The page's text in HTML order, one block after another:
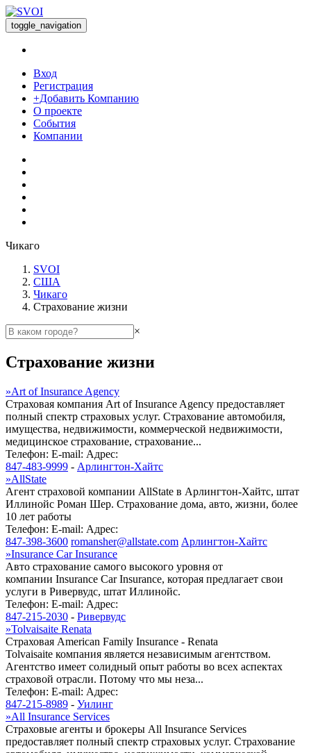
toggle_navigation
Вход
Регистрация
+Добавить Компанию
О проекте
События
Компании
Чикаго
SVOI
США
Чикаго
Страхование жизни
×
Страхование жизни
»Art of Insurance Agency
Страховая компания Art of Insurance Agency предоставляет
полный спектр страховых услуг. Страхование автомобиля,
имущества, недвижимости, коммерческой недвижимости,
медицинское страхование, страхование...
Телефон: E-mail: Адрес:
847-483-9999 - Арлингтон-Хайтс
»AllState
Агент страховой компании AllState в Арлингтон-Хайтс, штат
Иллинойс Роман Шер. Страхование дома, авто, жизни, более
10 лет работы
Телефон: E-mail: Адрес:
847-398-3600 romansher@allstate.com Арлингтон-Хайтс
»Insurance Car Insurance
Авто страхование самого высокого уровня от
компании Insurance Car Insurance, которая предлагает свои
услуги в Ривервудс, штат Иллинойс.
Телефон: E-mail: Адрес:
847-215-2030 - Ривервудс
»Tolvaisaite Renata
Страховая American Family Insurance - Renata
Tolvaisaite компания является независимым агентством.
Агентство имеет солидный опыт работы во всех аспектах
страховой отрасли. Потому что мы неза...
Телефон: E-mail: Адрес:
847-215-8989 - Уилинг
»All Insurance Services
Страховые агенты и брокеры All Insurance Services
предоставляет полный спектр страховых услуг. Страхование